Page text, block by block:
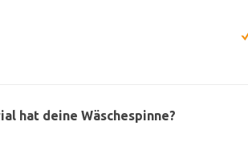
hat deine Wäschespinne?